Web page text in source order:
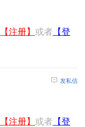
【注册】 或者 【登
发私信
【注册】 或者 【登